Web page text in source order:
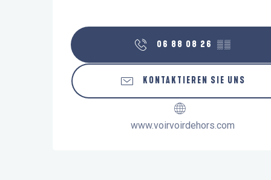
06 88 08 26 ▒▒
KONTAKTIEREN SIE UNS
www.voirvoirdehors.com